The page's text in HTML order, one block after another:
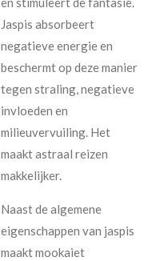
Jaspis absorbeert
negatieve energie en
beschermt op deze manier
tegen straling, negatieve
invloeden en
milieuvervuiling. Het
maakt astraal reizen
makkelijker.
Naast de algemene
eigenschappen van jaspis
maakt mookaiet